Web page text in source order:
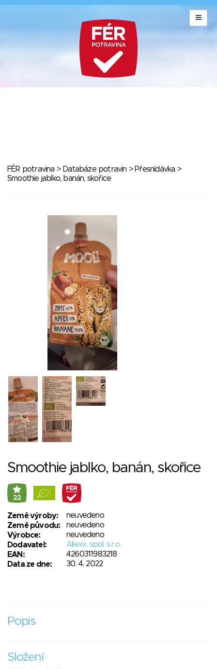
FÉR potravina > Databáze potravin > Přesnídávka >
Smoothie jablko, banán, skořice
Smoothie jablko, banán, skořice
22
Země výroby:
neuvedeno
Země původu:
neuvedeno
Výrobce:
neuvedeno
Dodavatel:
Allexx, spol. s.r.o.
EAN:
4260311983218
Data ze dne:
30. 4. 2022
Popis
Složení